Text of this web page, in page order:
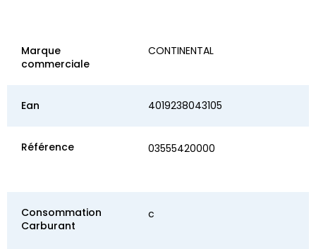
Marque
commerciale
CONTINENTAL
Ean 4019238043105
Référence 03555420000
Consommation
Carburant
c